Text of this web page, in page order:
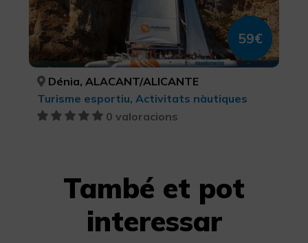
59€
Dénia, ALACANT/ALICANTE
Turisme esportiu, Activitats nàutiques
0 valoracions
També et pot
interessar